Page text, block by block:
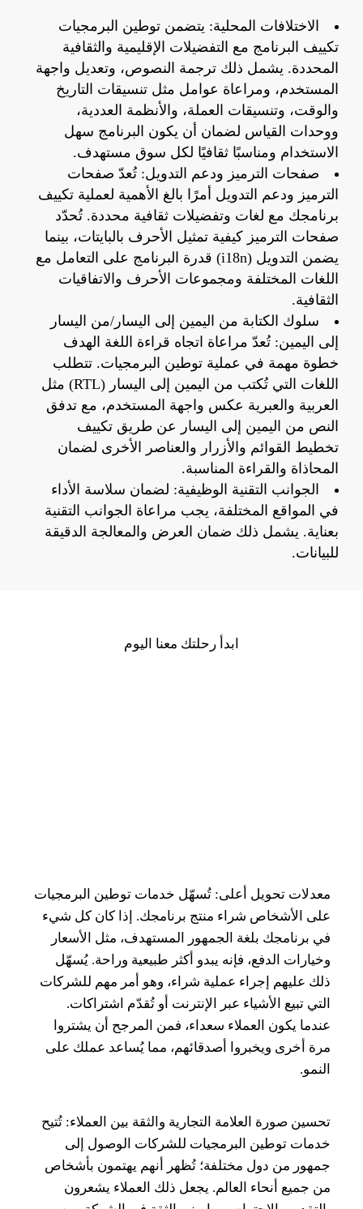
الاختلافات المحلية: يتضمن توطين البرمجيات
تكييف البرنامج مع التفضيلات الإقليمية والثقافية
المحددة. يشمل ذلك ترجمة النصوص، وتعديل واجهة
المستخدم، ومراعاة عوامل مثل تنسيقات التاريخ
والوقت، وتنسيقات العملة، والأنظمة العددية،
ووحدات القياس لضمان أن يكون البرنامج سهل
الاستخدام ومناسبًا ثقافيًا لكل سوق مستهدف.
صفحات الترميز ودعم التدويل: تُعدّ صفحات
الترميز ودعم التدويل أمرًا بالغ الأهمية لعملية تكييف
برنامجك مع لغات وتفضيلات ثقافية محددة. تُحدّد
صفحات الترميز كيفية تمثيل الأحرف بالبايتات، بينما
يضمن التدويل (i18n) قدرة البرنامج على التعامل مع
اللغات المختلفة ومجموعات الأحرف والاتفاقيات
الثقافية.
سلوك الكتابة من اليمين إلى اليسار/من اليسار
إلى اليمين: تُعدّ مراعاة اتجاه قراءة اللغة الهدف
خطوة مهمة في عملية توطين البرمجيات. تتطلب
اللغات التي تُكتب من اليمين إلى اليسار (RTL) مثل
العربية والعبرية عكس واجهة المستخدم، مع تدفق
النص من اليمين إلى اليسار عن طريق تكييف
تخطيط القوائم والأزرار والعناصر الأخرى لضمان
المحاذاة والقراءة المناسبة.
الجوانب التقنية الوظيفية: لضمان سلاسة الأداء
في المواقع المختلفة، يجب مراعاة الجوانب التقنية
بعناية. يشمل ذلك ضمان العرض والمعالجة الدقيقة
للبيانات.
ابدأ رحلتك معنا اليوم
معدلات تحويل أعلى: تُسهّل خدمات توطين البرمجيات
على الأشخاص شراء منتج برنامجك. إذا كان كل شيء
في برنامجك بلغة الجمهور المستهدف، مثل الأسعار
وخيارات الدفع، فإنه يبدو أكثر طبيعية وراحة. يُسهّل
ذلك عليهم إجراء عملية شراء، وهو أمر مهم للشركات
التي تبيع الأشياء عبر الإنترنت أو تُقدّم اشتراكات.
عندما يكون العملاء سعداء، فمن المرجح أن يشتروا
مرة أخرى ويخبروا أصدقائهم، مما يُساعد عملك على
النمو.
تحسين صورة العلامة التجارية والثقة بين العملاء: تُتيح
خدمات توطين البرمجيات للشركات الوصول إلى
جمهور من دول مختلفة؛ تُظهر أنهم يهتمون بأشخاص
من جميع أنحاء العالم. يجعل ذلك العملاء يشعرون